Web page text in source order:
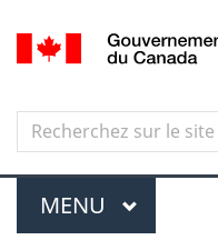
Search
Recherchez
sur
le
site
Menu
MENU PRINCIPAL